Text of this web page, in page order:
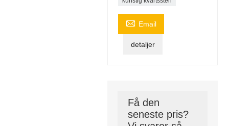
 Email
detaljer
Få den
seneste pris?